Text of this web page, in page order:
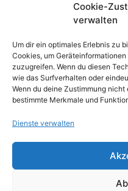
Cookie-
verwalten
Um dir ein optimales Erlebnis zu
Cookies, um
zuzugreifen. Wenn du diesen
wie das Surfverhalten oder
Wenn du deine Zustimmung
bestimmte Merkmale und
Dienste verwalten
und 12,
Beltz-
Platz
oder